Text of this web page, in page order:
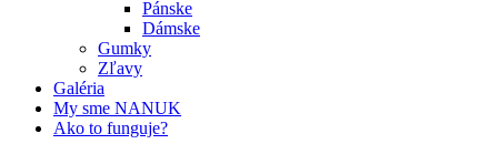
Pánske
Dámske
Gumky
Zľavy
Galéria
My sme NANUK
Ako to funguje?